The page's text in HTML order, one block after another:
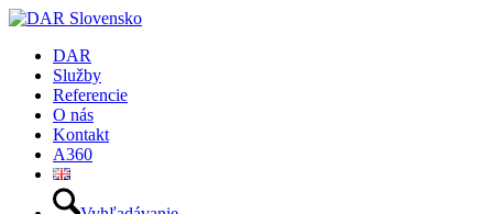
DAR
Služby
Referencie
O nás
Kontakt
A360